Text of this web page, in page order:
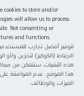
cookies to store and/or
will allow us to process
Not consenting or
and functions.
لتوفير أفضل تجارب
الارتباط (الكوكيز) لتخزين و/
هذه التقنيات، سنتمكن من
هذا الموقع. عدم الموافقة
الميزات والوظائف.
sales@kw.sa
٠٥٠٥٨٢٧٤٨٥
© ٢٠٢٦ موج المعرفة للنشر والتوزيع. جميع الحقوق محفوظة.